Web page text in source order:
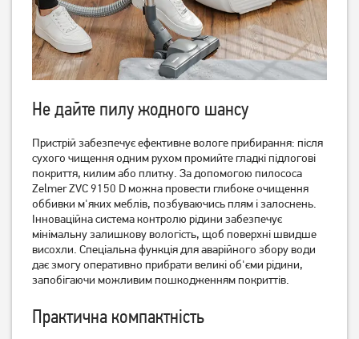
Пилосос First FA-5546-3
Немає в наявності
Пилосос First FA-5546-3-
RE
Немає в наявності
DryBox Amfibia Family
Bosch UniversalAquatak
135
Не дайте пилу жодного шансу
Пристрій забезпечує ефективне вологе прибирання: після
сухого чищення одним рухом промийте гладкі підлогові
покриття, килим або плитку. За допомогою пилососа
Zelmer ZVC 9150 D можна провести глибоке очищення
оббивки м'яких меблів, позбуваючись плям і залоснень.
Інноваційна система контролю рідини забезпечує
мінімальну залишкову вологість, щоб поверхні швидше
висохли. Спеціальна функція для аварійного збору води
дає змогу оперативно прибрати великі об'єми рідини,
запобігаючи можливим пошкодженням покриттів.
Практична компактність